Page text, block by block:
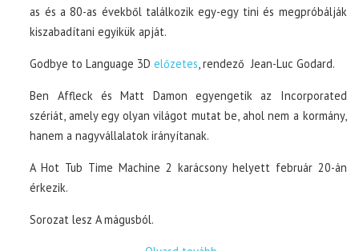
as és a 80-as évekből találkozik egy-egy tini és megpróbálják
kiszabadítani egyikük apját.
Godbye to Language 3Delőzetes, rendező Jean-Luc Godard.
Ben Affleck és Matt Damon egyengetik az Incorporated
szériát, amely egy olyan világot mutat be, ahol nem a kormány,
hanem a nagyvállalatok irányítanak.
A Hot Tub Time Machine 2 karácsony helyett február 20-án
érkezik.
Sorozat lesz A mágusból.